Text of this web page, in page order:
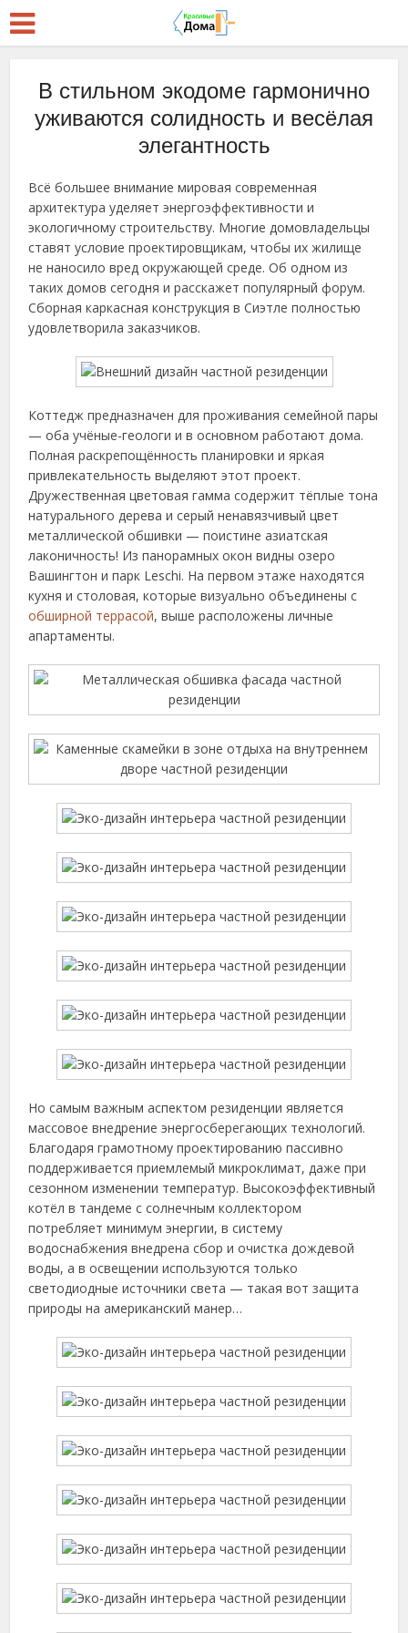
В стильном экодоме гармонично
уживаются солидность и весёлая
элегантность
Всё большее внимание мировая современная
архитектура уделяет энергоэффективности и
экологичному строительству. Многие домовладельцы
ставят условие проектировщикам, чтобы их жилище
не наносило вред окружающей среде. Об одном из
таких домов сегодня и расскажет популярный форум.
Сборная каркасная конструкция в Сиэтле полностью
удовлетворила заказчиков.
Коттедж предназначен для проживания семейной пары
— оба учёные-геологи и в основном работают дома.
Полная раскрепощённость планировки и яркая
привлекательность выделяют этот проект.
Дружественная цветовая гамма содержит тёплые тона
натурального дерева и серый ненавязчивый цвет
металлической обшивки — поистине азиатская
лаконичность! Из панорамных окон видны озеро
Вашингтон и парк Leschi. На первом этаже находятся
кухня и столовая, которые визуально объединены с
обширной террасой, выше расположены личные
апартаменты.
Но самым важным аспектом резиденции является
массовое внедрение энергосберегающих технологий.
Благодаря грамотному проектированию пассивно
поддерживается приемлемый микроклимат, даже при
сезонном изменении температур. Высокоэффективный
котёл в тандеме с солнечным коллектором
потребляет минимум энергии, в систему
водоснабжения внедрена сбор и очистка дождевой
воды, а в освещении используются только
светодиодные источники света — такая вот защита
природы на американский манер…